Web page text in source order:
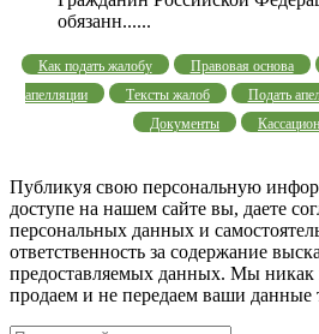
обязанн......
Как подать жалобу Правовая основа
апелляции
Тексты жалоб Подать
Документы
Публикуя свою персональную
доступе на нашем сайте вы, даете
персональных данных и
ответственность за содержание
предоставляемых данных. Мы никак
продаем и не передаем ваши данные